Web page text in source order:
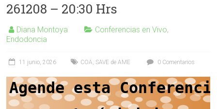
261208 – 20:30 Hrs
Diana Montoya Conferencias en Vivo,
Endodoncia
11 junio, 2026 COA, SAVE de AME 0 Comentarios